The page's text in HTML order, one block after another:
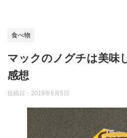
食べ物
マックのノグチは美味
感想
投稿日： 2019年6月5日